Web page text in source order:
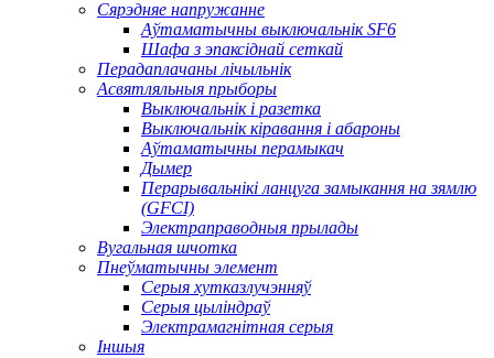
Сярэдняе напружанне
Аўтаматычны выключальнік SF6
Шафа з эпаксіднай сеткай
Перадаплачаны лічыльнік
Асвятляльныя прыборы
Выключальнік і разетка
Выключальнік кіравання і абароны
Аўтаматычны перамыкач
Дымер
Перарывальнікі ланцуга замыкання на зямлю
(GFCI)
Электраправодныя прылады
Вугальная шчотка
Пнеўматычны элемент
Серыя хутказлучэнняў
Серыя цыліндраў
Электрамагнітная серыя
Іншыя